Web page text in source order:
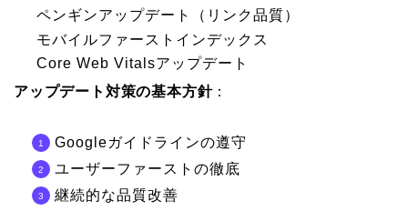
ペンギンアップデート（リンク品質）
モバイルファーストインデックス
Core Web Vitalsアップデート
アップデート対策の基本方針：
Googleガイドラインの遵守
ユーザーファーストの徹底
継続的な品質改善